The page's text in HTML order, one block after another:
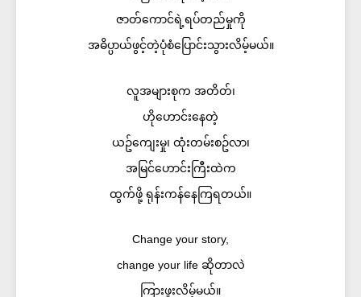
ဇာတ်ကောင်ရဲ့ရပ်တည်မှုကို
အဓိပ္ပာယ်ဖွင့်တဲ့ပုံစံပြောင်းသွားလိမ့်မယ်။
လူအများစုက အတိတ်၊
ဟိုဟောင်းနေတဲ့
ယဥ်ကျေးမှု၊ ထုံးတမ်းစဥ်လာ၊
အမြင်ဟောင်းကြီးထဲက
ထွက်ဖို့ ရုန်းကန်နေကြရတယ်။
Change your story,
change your life ဆိုတာလဲ
ကြားဖူးလိမ့်မယ်။